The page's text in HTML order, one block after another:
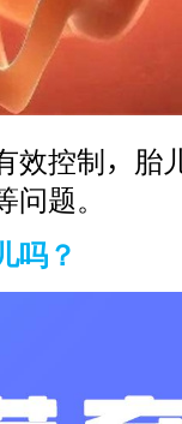
效控制，胎
问题。
吗？